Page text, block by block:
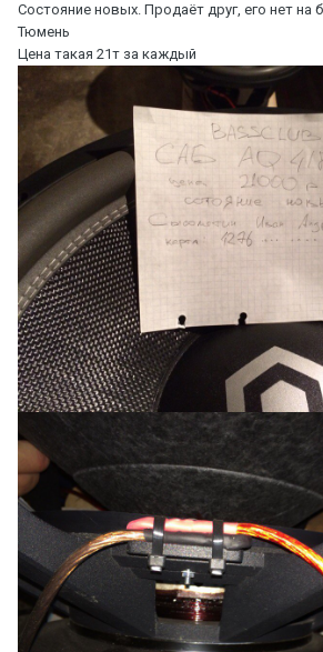
Состояние новых. Продаёт друг, его нет на
Тюмень
Цена такая 21т за каждый